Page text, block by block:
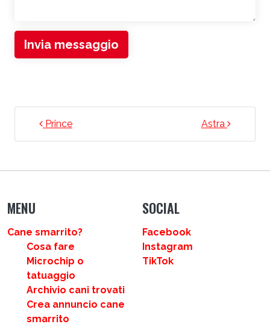
Invia messaggio
NAVIGAZIONE ARTICOLI
Prince Astra
MENU
Cane smarrito?
Cosa fare
Microchip o
tatuaggio
Archivio cani trovati
Crea annuncio cane
smarrito
SOCIAL
Facebook
Instagram
TikTok